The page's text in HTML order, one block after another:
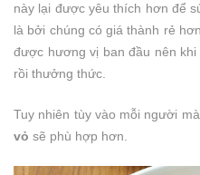
này lại được yêu thích hơn để
là bởi chúng có giá thành rẻ
được hương vị ban đầu nên
rồi thưởng thức.
Tuy nhiên tùy vào mỗi người
vỏ sẽ phù hợp hơn.